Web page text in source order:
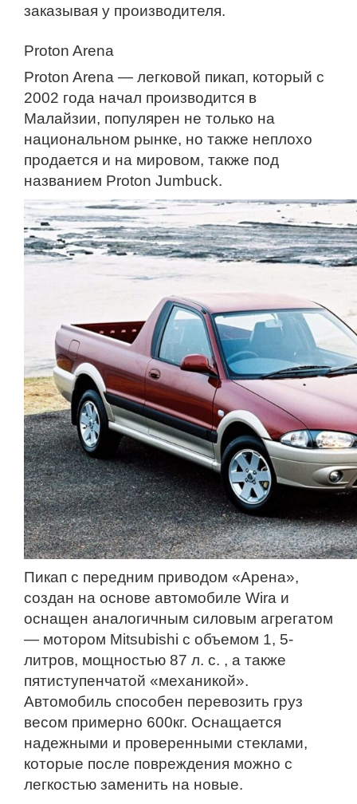
заказывая у производителя.
Proton Arena
Proton Arena — легковой пикап, который с
2002 года начал производится в
Малайзии, популярен не только на
национальном рынке, но также неплохо
продается и на мировом, также под
названием Proton Jumbuck.
Пикап с передним приводом «Арена»,
создан на основе автомобиле Wira и
оснащен аналогичным силовым агрегатом
— мотором Mitsubishi с объемом 1, 5-
литров, мощностью 87 л. с. , а также
пятиступенчатой «механикой».
Автомобиль способен перевозить груз
весом примерно 600кг. Оснащается
надежными и проверенными стеклами,
которые после повреждения можно с
легкостью заменить на новые.